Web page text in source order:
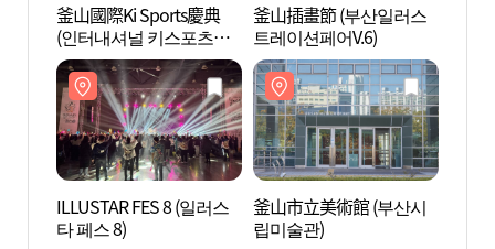
釜山國際Ki Sports慶典
(인터내셔널 키스포츠페
스티벌 부산)
釜山插畫節 (부산일러스
트레이션페어V.6)
ILLUSTAR FES 8 (일러스
타 페스 8)
釜山市立美術館 (부산시
립미술관)